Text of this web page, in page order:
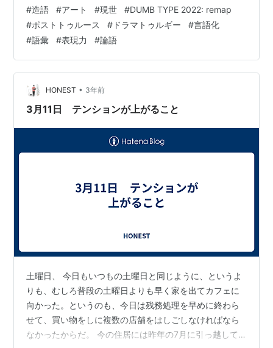
速に普及し、変化スピードの早い時代にはあって、世界
が同時に理解可能な言葉の量産が追い付かず、誤解もま
た生じやすくなってはいないかと思ったりします。世界
を俯瞰し、言葉化して理解することはますます難しくな
っていくのでしょうか。 アート 「ダムタイプ｜
2022:remap」が、アーティゾン美術館で開催…
#造語 #アート #現世 #DUMB TYPE 2022: remap
#ポストトゥルース # ドラマトゥルギー #言語化
#語彙 #表現力 #論語
HONEST • 3年前
3月11日 テンションが上がること
土曜日、 今日もいつもの土曜日と同じように、というよ
りも、むしろ普段の土曜日よりも早く家を出てカフェに
向かった。というのも、今日は残務処理を早めに終わら
せて、買い物をしに複数の店舗をはしごしなければなら
なかったからだ。 今の住居には昨年の7月に引っ越して